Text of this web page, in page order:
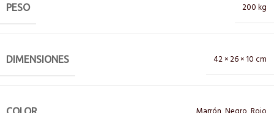
PESO 200 kg
DIMENSIONES 42 × 26 × 10 cm